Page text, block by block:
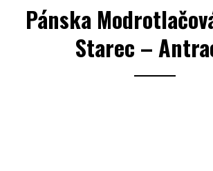
Pánska
Starec –